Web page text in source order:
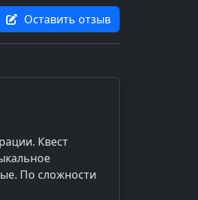
Оставить отзыв
Квест
По сложности